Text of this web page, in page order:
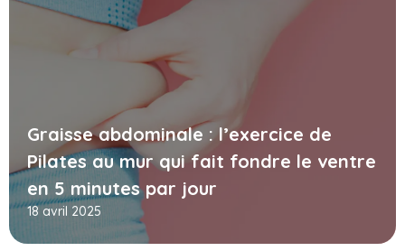
Graisse abdominale : l’exercice de
Pilates au mur qui fait fondre le ventre
en 5 minutes par jour
18 avril 2025